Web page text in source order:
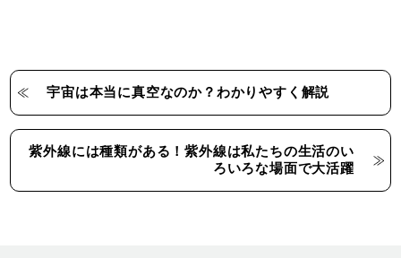
宇宙は本当に真空なのか？わかりやすく解説
紫外線には種類がある！紫外線は私たちの生活のい
ろいろな場面で大活躍